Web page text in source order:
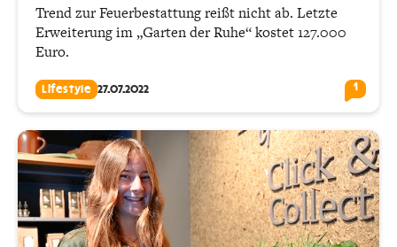
Trend zur Feuerbestattung reißt nicht ab. Letzte
Erweiterung im „Garten der Ruhe“ kostet 127.000
Euro.
Lifestyle 27.07.2022 1